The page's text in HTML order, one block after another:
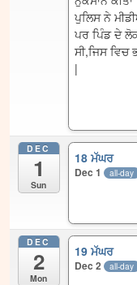
ਪੁਲਿਸ ਨੇ
ਪਰ ਪਿੰਡ ਦੇ
ਸੀ,ਜਿਸ
|
DEC
1
Sun
18 ਮੱਘਰ
Dec 1 all-day
DEC
2
Mon
19 ਮੱਘਰ
Dec 2 all-day